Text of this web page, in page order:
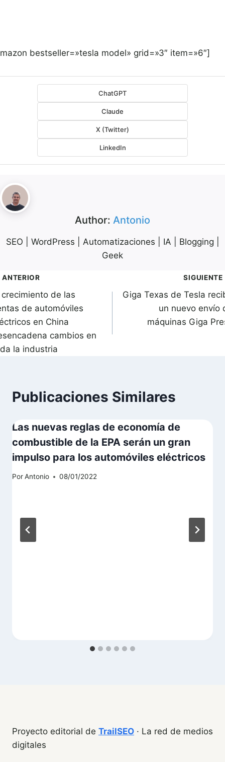
bestseller=»tesla model» grid=»3″ item=»6″]
ChatGPT
Claude
X (Twitter)
LinkedIn
Author: Antonio
SEO | WordPress | Automatizaciones | IA | Blogging |
Geek
ANTERIOR
crecimiento de las
de automóviles
en China
cambios en
la industria
SIGUIENTE
Giga Texas de Tesla
un nuevo envío
máquinas Giga
Publicaciones Similares
Las nuevas reglas de economía de
combustible de la EPA serán un gran
impulso para los automóviles eléctricos
PorAntonio 08/01/2022
Proyecto editorial de TrailSEO · La red de medios
digitales